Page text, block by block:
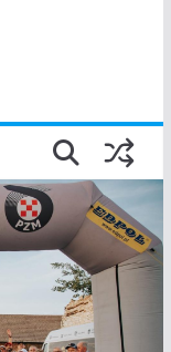
odwołany.
2026